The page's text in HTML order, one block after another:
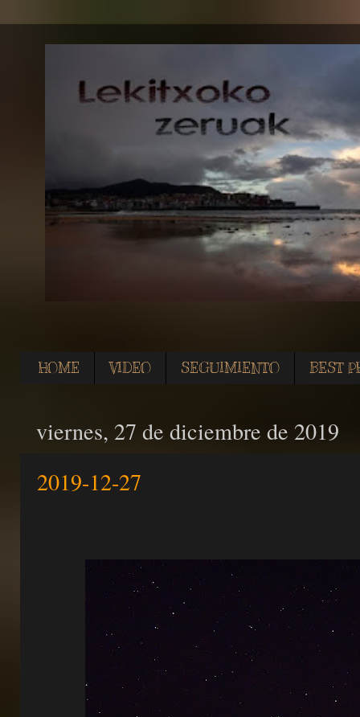
HOME VIDEO SEGUIMIENTO BEST
viernes, 27 de diciembre de 2019
2019-12-27